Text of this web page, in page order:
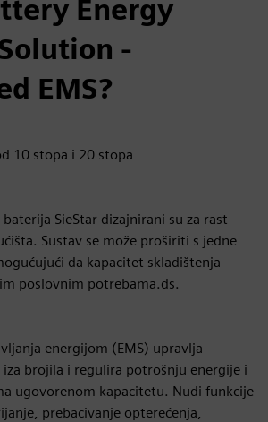
Energy
-
EMS?
10 stopa i 20 stopa
SieStar dizajnirani su za rast
Sustav se može proširiti s jedne
da kapacitet skladištenja
poslovnim potrebama.ds.
energijom (EMS) upravlja
brojila i regulira potrošnju energije i
ugovorenom kapacitetu. Nudi funkcije
prebacivanje opterećenja,